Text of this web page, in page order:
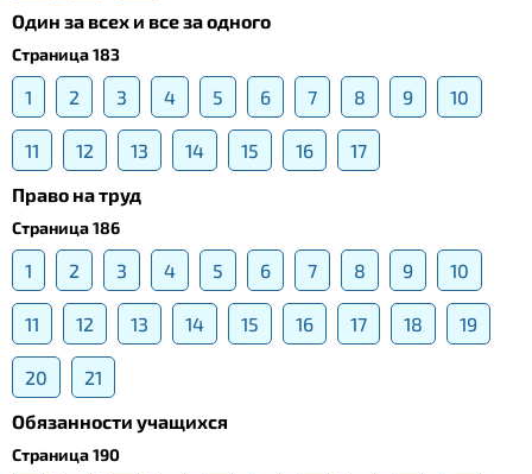
Один за всех и все за одного
Страница 183
1 2 3 4 5 6 7 8 9 10
11 12 13 14 15 16
17
Право на труд
Страница 186
1 2 3 4 5 6 7 8 9 10
11 12 13 14 15 16 17 18 19
20
21
Обязанности учащихся
Страница 190